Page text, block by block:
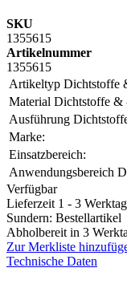
SKU
1355615
Artikelnummer
1355615
Artikeltyp Dichtstoffe
Material Dichtstoffe &
Ausführung
Marke:
Einsatzbereich:
Anwendungsbereich
Verfügbar
Lieferzeit 1 - 3
Sundern: Bestellartikel
Abholbereit in 3
Zur Merkliste
Technische Daten